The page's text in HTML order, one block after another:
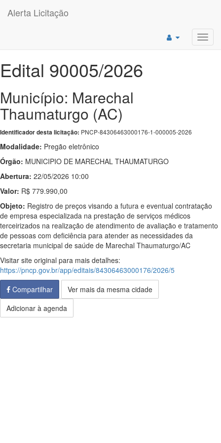
Alerta Licitação
Edital 90005/2026
Município: Marechal
Thaumaturgo (AC)
Identificador desta licitação: PNCP-84306463000176-1-000005-2026
Modalidade: Pregão eletrônico
Órgão: MUNICIPIO DE MARECHAL THAUMATURGO
Abertura: 22/05/2026 10:00
Valor: R$ 779.990,00
Objeto: Registro de preços visando a futura e eventual contratação
de empresa especializada na prestação de serviços médicos
terceirizados na realização de atendimento de avaliação e tratamento
de pessoas com deficiência para atender as necessidades da
secretaria municipal de saúde de Marechal Thaumaturgo/AC
Visitar site original para mais detalhes:
https://pncp.gov.br/app/editais/84306463000176/2026/5
Compartilhar
Ver mais da mesma cidade
Adicionar à agenda